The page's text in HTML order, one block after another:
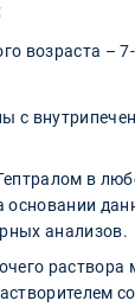
возраста –
с
в
основании
анализов.
раствора